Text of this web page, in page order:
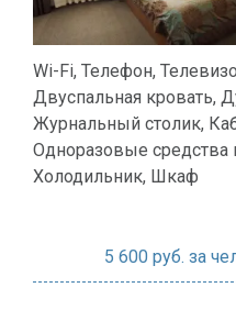
Wi-Fi, Телефон,
Двуспальная кровать,
Журнальный столик,
Одноразовые средства
Холодильник, Шкаф
5 600 руб. за